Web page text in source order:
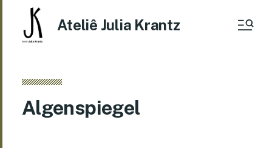
Ateliê Julia Krantz
Algenspiegel